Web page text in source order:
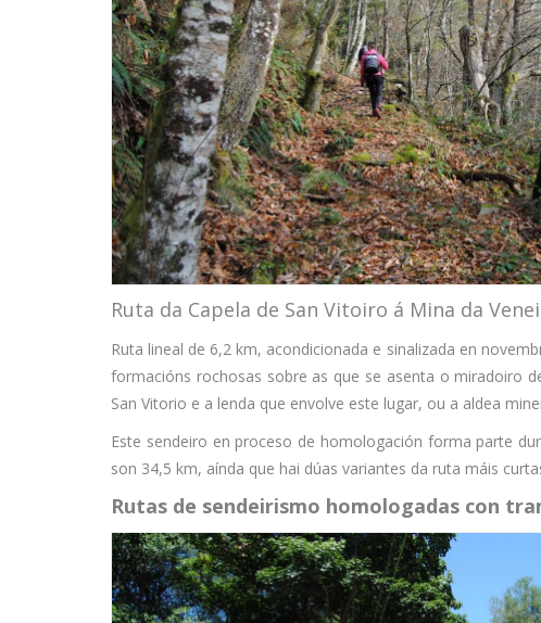
Ruta da Capela de San Vitoiro á Mina da
Ruta lineal de 6,2 km, acondicionada e sinalizada en
formacións rochosas sobre as que se asenta o miradoiro
San Vitorio e a lenda que envolve este lugar, ou a aldea
Este sendeiro en proceso de homologación forma parte
son 34,5 km, aínda que hai dúas variantes da ruta máis
Rutas de sendeirismo homologadas con